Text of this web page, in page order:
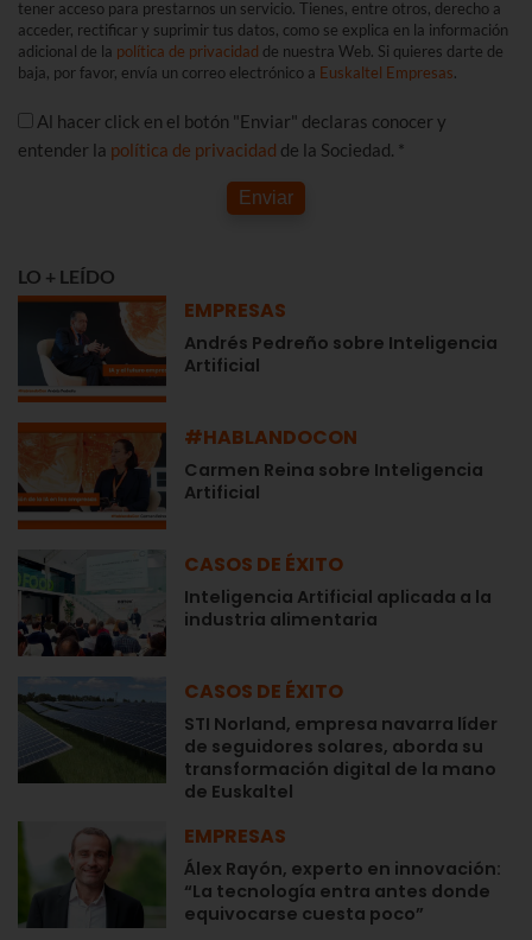
tener acceso para prestarnos un servicio. Tienes, entre otros, derecho a
acceder, rectificar y suprimir tus datos, como se explica en la información
adicional de la política de privacidad de nuestra Web. Si quieres darte de
baja, por favor, envía un correo electrónico a Euskaltel Empresas.
Al hacer click en el botón "Enviar" declaras conocer y
entender la política de privacidad de la Sociedad. *
Enviar
LO + LEÍDO
EMPRESAS
Andrés Pedreño sobre Inteligencia
Artificial
#HABLANDOCON
Carmen Reina sobre Inteligencia
Artificial
CASOS DE ÉXITO
Inteligencia Artificial aplicada a la
industria alimentaria
CASOS DE ÉXITO
STI Norland, empresa navarra líder
de seguidores solares, aborda su
transformación digital de la mano
de Euskaltel
EMPRESAS
Álex Rayón, experto en innovación:
“La tecnología entra antes donde
equivocarse cuesta poco”